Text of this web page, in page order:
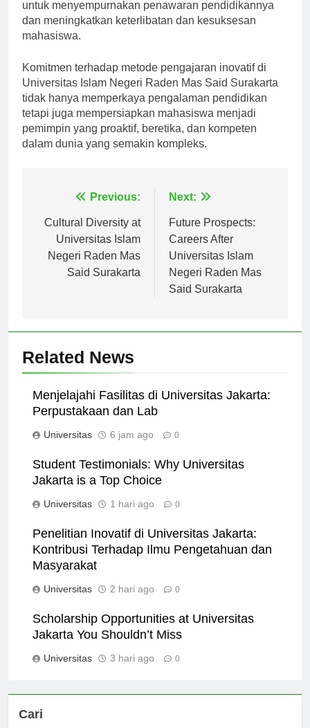
menerapkan teknologi mutakhir, universitas bertujuan
untuk menyempurnakan penawaran pendidikannya
dan meningkatkan keterlibatan dan kesuksesan
Komitmen terhadap metode pengajaran inovatif di
Universitas Islam Negeri Raden Mas Said Surakarta
tidak hanya memperkaya pengalaman pendidikan
tetapi juga mempersiapkan mahasiswa menjadi
pemimpin yang proaktif, beretika, dan kompeten
pos
Cultural Diversity at
Universitas Islam
Negeri Raden Mas
Future Prospects:
Careers After
Universitas Islam
Negeri Raden Mas
Related News
Menjelajahi Fasilitas di Universitas Jakarta:
Student Testimonials: Why Universitas
Penelitian Inovatif di Universitas Jakarta:
Kontribusi Terhadap Ilmu Pengetahuan dan
Scholarship Opportunities at Universitas